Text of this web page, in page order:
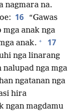
nagmara na.
16
“Gawas
anak nga
anak. + 17
nga linarang
nalupad nga mga
ngatanan nga
hira
ngan magdamu